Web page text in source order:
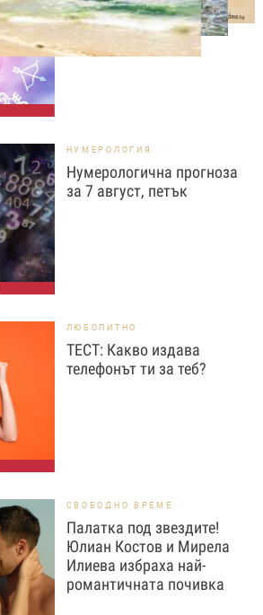
август, петък
НУМЕРОЛОГИЯ
Нумерологична прогноза
за 7 август, петък
ЛЮБОПИТНО
ТЕСТ: Какво издава
телефонът ти за теб?
СВОБОДНО ВРЕМЕ
Палатка под звездите!
Юлиан Костов и Мирела
Илиева избраха най-
романтичната почивка